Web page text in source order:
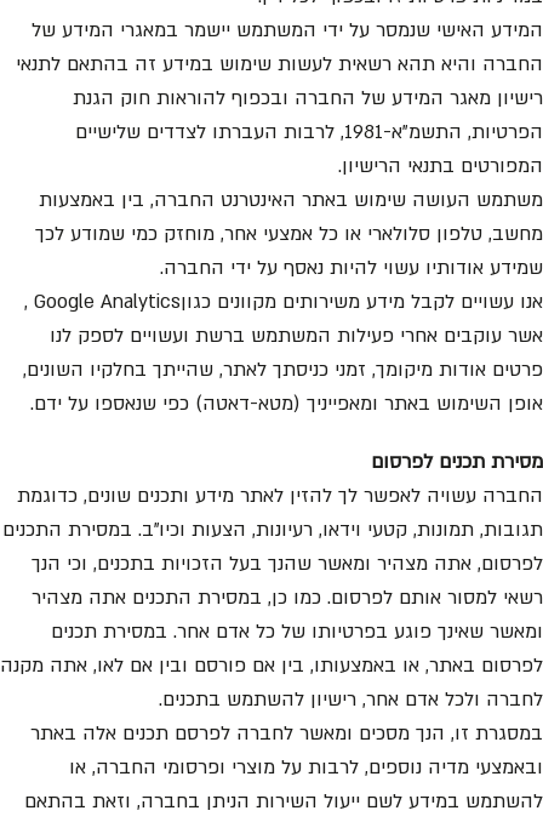
המידע האישי שנמסר על ידי המשתמש יישמר במאגרי המידע של
החברה והיא תהא רשאית לעשות שימוש במידע זה בהתאם לתנאי
רישיון מאגר המידע של החברה ובכפוף להוראות חוק הגנת
הפרטיות, התשמ”א-1981, לרבות העברתו לצדדים שלישיים
המפורטים בתנאי הרישיון.
משתמש העושה שימוש באתר האינטרנט החברה, בין באמצעות
מחשב, טלפון סלולארי או כל אמצעי אחר, מוחזק כמי שמודע לכך
שמידע אודותיו עשוי להיות נאסף על ידי החברה.
אנו עשויים לקבל מידע משירותים מקוונים כגוןGoogle Analytics ,
אשר עוקבים אחרי פעילות המשתמש ברשת ועשויים לספק לנו
פרטים אודות מיקומך, זמני כניסתך לאתר, שהייתך בחלקיו השונים,
אופן השימוש באתר ומאפייניך (מטא-דאטה) כפי שנאספו על ידם.
מסירת תכנים לפרסום
החברה עשויה לאפשר לך להזין לאתר מידע ותכנים שונים, כדוגמת
תגובות, תמונות, קטעי וידאו, רעיונות, הצעות וכיו”ב. במסירת התכנים
לפרסום, אתה מצהיר ומאשר שהנך בעל הזכויות בתכנים, וכי הנך
רשאי למסור אותם לפרסום. כמו כן, במסירת התכנים אתה מצהיר
ומאשר שאינך פוגע בפרטיותו של כל אדם אחר. במסירת תכנים
לפרסום באתר, או באמצעותו, בין אם פורסם ובין אם לאו, אתה מקנה
לחברה ולכל אדם אחר, רישיון להשתמש בתכנים.
במסגרת זו, הנך מסכים ומאשר לחברה לפרסם תכנים אלה באתר
ובאמצעי מדיה נוספים, לרבות על מוצרי ופרסומי החברה, או
להשתמש במידע לשם ייעול השירות הניתן בחברה, וזאת בהתאם